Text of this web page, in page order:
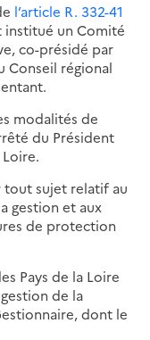
l’article R. 332-41
institué un Comité
co-présidé par
Conseil régional
modalités de
du Président
tout sujet relatif au
gestion et aux
de protection
Pays de la Loire
de la
dont le